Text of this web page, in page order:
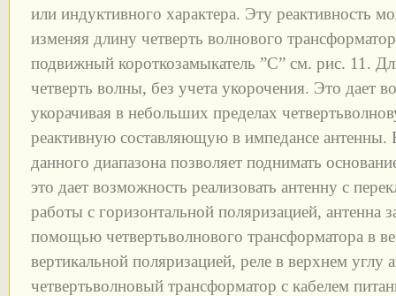
или индуктивного характера. Эту реактивность
изменяя длину четверть волнового
подвижный короткозамыкатель ”C” см. рис. 11.
четверть волны, без учета укорочения. Это дает
укорачивая в небольших пределах
реактивную составляющую в импедансе антенны.
данного диапазона позволяет поднимать
это дает возможность реализовать антенну с
работы с горизонтальной поляризацией, антенна
помощью четвертьволнового трансформатора в
вертикальной поляризацией, реле в верхнем углу
четвертьволновый трансформатор с кабелем